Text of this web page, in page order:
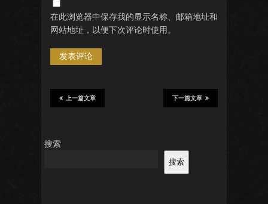
在此浏览器中保存我的显示名称、邮箱地址和
网站地址，以便下次评论时使用。
下一篇文章
上一篇文章
搜索
搜索